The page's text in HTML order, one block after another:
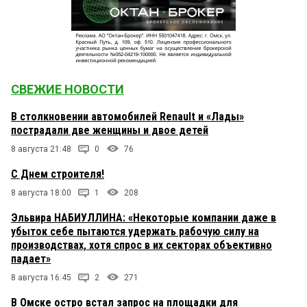
СВЕЖИЕ НОВОСТИ
В столкновении автомобилей Renault и «Лады»
пострадали две женщины и двое детей
8 августа 21:48 0 76
С Днем строителя!
8 августа 18:00 1 208
Эльвира НАБИУЛЛИНА: «Некоторые компании даже в
убыток себе пытаются удержать рабочую силу на
производствах, хотя спрос в их секторах объективно
падает»
8 августа 16:45 2 271
В Омске остро встал запрос на площадки для